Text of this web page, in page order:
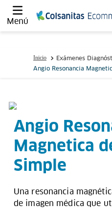
Menú
Exámenes
Angio Resonancia
Angio
Magnetica
Simple
Una resonancia
de imagen médica que